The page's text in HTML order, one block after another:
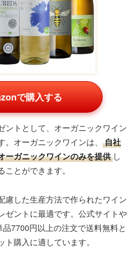
で購入する
ントとして、オーガニックワイン
オーガニックワインは、
自社
ーガニックワインのみを提供 し
とができます。
慮した生産方法で作られたワイン
ゼントに最適です。公式サイトや
7700円以上の注文で送料無料と
購入に適しています。